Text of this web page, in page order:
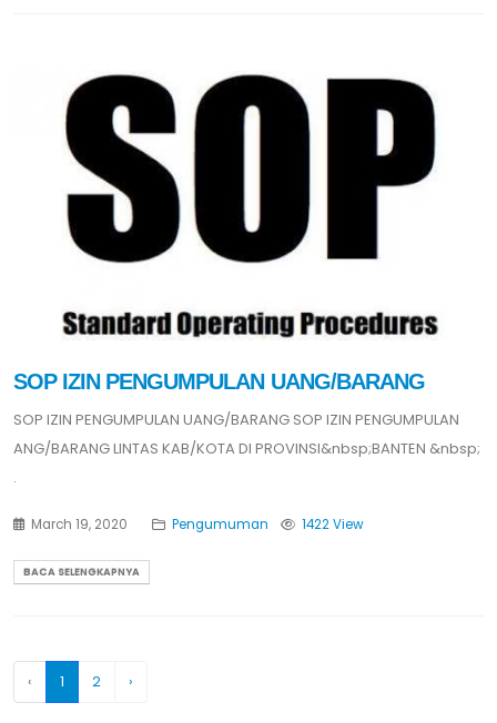
SOP IZIN PENGUMPULAN UANG/BARANG
SOP IZIN PENGUMPULAN UANG/BARANG SOP IZIN PENGUMPULAN
ANG/BARANG LINTAS KAB/KOTA DI PROVINSI&nbsp;BANTEN &nbsp;
.
March 19, 2020 Pengumuman 1422 View
BACA SELENGKAPNYA
‹ 1 2 ›